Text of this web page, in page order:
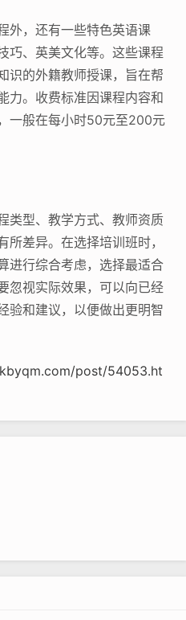
外，还有一些特色英语课
巧、英美文化等。这些课程
识的外籍教师授课，旨在帮
力。收费标准因课程内容和
一般在每小时50元至200元
类型、教学方式、教师资质
差异。在选择培训班时，
进行综合考虑，选择最适合
忽视实际效果，可以向已经
验和建议，以便做出更明智
post/54053.ht